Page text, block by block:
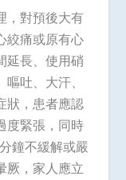
，對預後大有
絞痛或原有心
延長、使用硝
吐、大汗、
狀，患者應認
度緊張，同時
鐘不緩解或嚴
厥，家人應立